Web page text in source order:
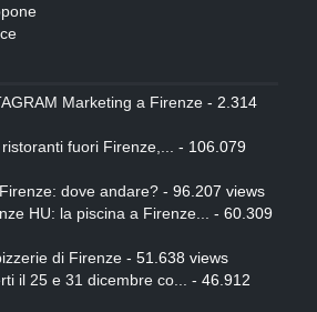
Marketing a Firenze - 2.314
fuori Firenze,... - 106.079
dove andare? - 96.207 views
HU: la piscina a Firenze... - 60.309
di Firenze - 51.638 views
il 25 e 31 dicembre co... - 46.912